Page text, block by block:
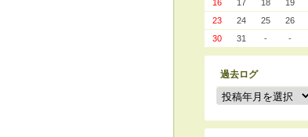
16
17 18 19
23
24 25 26
30
31 - -
過去ログ